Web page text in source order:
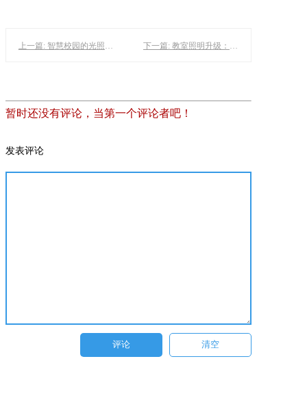
上一篇: 智慧校园的光照未来：黑板灯与教室照明改造的革新之路 下一篇: 教室照明升级：面板灯引领智慧教育新风尚
暂时还没有评论，当第一个评论者吧！
发表评论